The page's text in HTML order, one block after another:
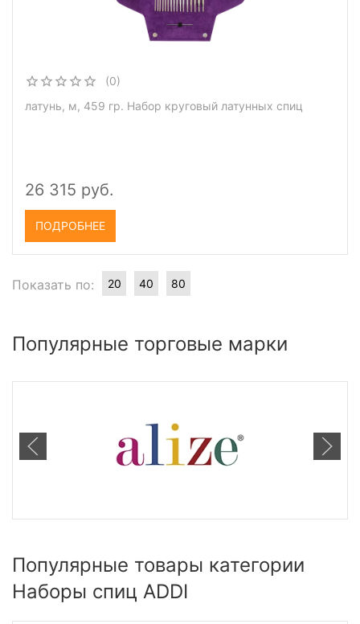
(0)
латунь, м, 459 гр. Набор круговый латунных спиц
26 315 руб.
ПОДРОБНЕЕ
Показать по: 20 40 80
Популярные торговые марки
Популярные товары категории
Наборы спиц ADDI